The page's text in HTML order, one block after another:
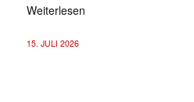
Weiterlesen
15. JULI 2026